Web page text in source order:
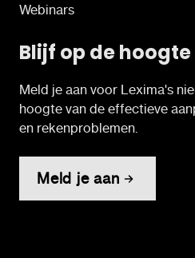
Webinars
Blijf op de hoogte
Meld je aan voor Lexima's
hoogte van de effectieve
en rekenproblemen.
Meld je aan